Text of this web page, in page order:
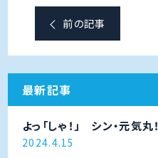
前の記事
最新記事
よっ「しゃ！」 シン・元気丸！
2024.4.15